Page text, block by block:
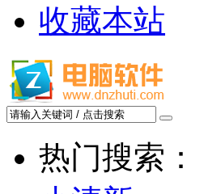
收藏本站
热门搜索：